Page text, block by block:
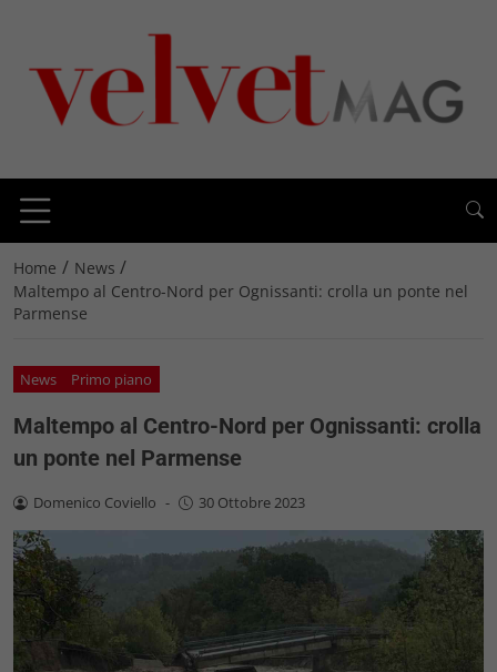
Home / News /
Maltempo al Centro-Nord per Ognissanti: crolla un ponte nel
Parmense
News Primo piano
Maltempo al Centro-Nord per Ognissanti: crolla
un ponte nel Parmense
Domenico Coviello - 30 Ottobre 2023